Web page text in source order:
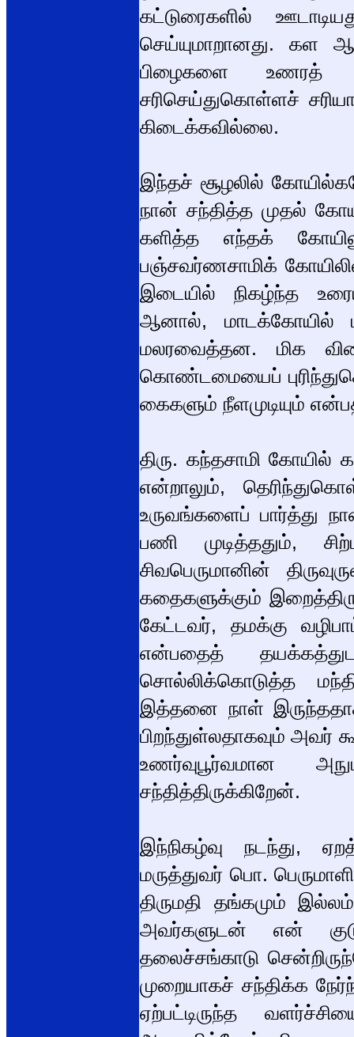
கட்டுரைகளில்
செய்யுமாறானது. கள
பிழைகளை உணரத்
சரிசெய்துகொள்ளச்
கிடைக்கவில்லை.
இந்தச் சூழலில்
நான் சந்தித்த முதல்
களித்த எந்தக்
பஞ்சவர்ணசாமிக்
இடையில் நிகழ்ந்த
ஆனால்,
மலரவைத்தன. மிக
கொண்டமையைப்
கைகளும் நீளமுடியும்
திரு. கந்தசாமி கோயில்
என்றாலும்,
உருவங்களைப் பார்த்து
பணி முடித்ததும்,
சிவபெருமானின்
கதைகளுக்கும்
கேட்டவர், தமக்கு
என்பதைத்
சொல்லிக்கொடுத்த
இத்தனை நாள்
பிறந்துள்லதாகவும்
உணர்வுபூர்வமான
சந்தித்திருக்கிறேன்.
இந்நிகழ்வு நடந்து,
மருத்துவர் பொ.
திருமதி தங்கமும்
அவர்களுடன் என்
தலைச்சங்காடு
முறையாகச் சந்திக்க
ஏற்பட்டிருந்த